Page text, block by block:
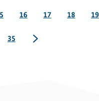
Seite
16 Seite
17 Seite
18 19
Seite
35 nächste